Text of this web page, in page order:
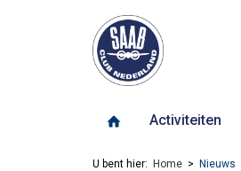
Activiteiten
U bent hier: Home Nieuws